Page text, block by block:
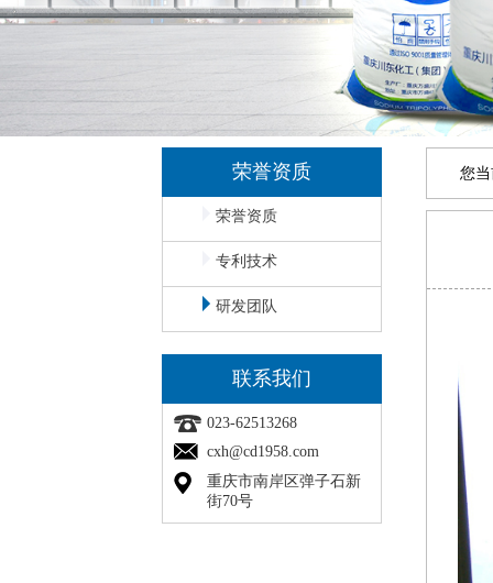
荣誉资质
荣誉资质
专利技术
研发团队
联系我们
023-62513268
cxh@cd1958.com
重庆市南岸区弹子石新
街70号
您